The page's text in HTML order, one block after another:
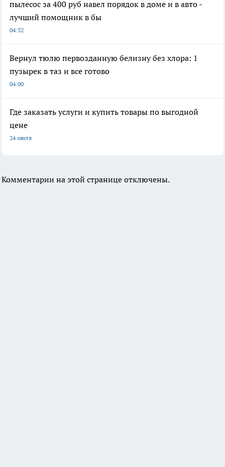
пылесос за 400 руб навел порядок в доме и в авто -
лучший помощник в бы
04:32
Вернул тюлю первозданную белизну без хлора: 1
пузырек в таз и все готово
04:00
Где заказать услуги и купить товары по выгодной
цене
24 июля
Комментарии на этой странице отключены.